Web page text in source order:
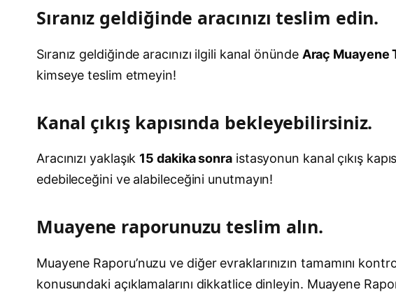
Sıranız geldiğinde aracınızı teslim edin.
Sıranız geldiğinde aracınızı ilgili kanal önünde Araç Muayene
kimseye teslim etmeyin!
Kanal çıkış kapısında bekleyebilirsiniz.
Aracınızı yaklaşık 15 dakika sonraistasyonun kanal çıkış
edebileceğini ve alabileceğini unutmayın!
Muayene raporunuzu teslim alın.
Muayene Raporu’nuzu ve diğer evraklarınızın tamamını
konusundaki açıklamalarını dikkatlice dinleyin. Muayene